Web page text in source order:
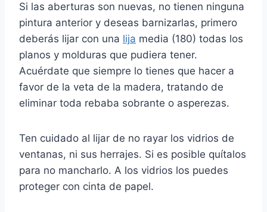
Si las aberturas son nuevas, no tienen ninguna
pintura anterior y deseas barnizarlas, primero
deberás lijar con una lija media (180) todas los
planos y molduras que pudiera tener.
Acuérdate que siempre lo tienes que hacer a
favor de la veta de la madera, tratando de
eliminar toda rebaba sobrante o asperezas.
Ten cuidado al lijar de no rayar los vidrios de
ventanas, ni sus herrajes. Si es posible quítalos
para no mancharlo. A los vidrios los puedes
proteger con cinta de papel.